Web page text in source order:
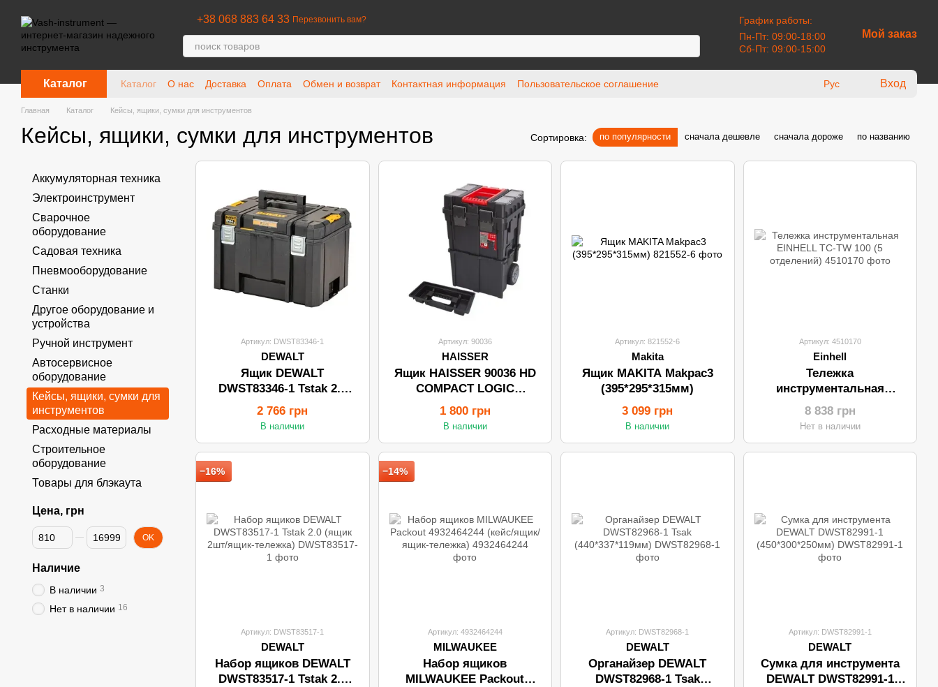
+38 068 883 64 33 Перезвонить вам?
График работы:
Пн-Пт: 09:00-18:00
Сб-Пт: 09:00-15:00
Мой заказ
Каталог Каталог О нас Доставка Оплата Обмен и возврат Контактная информация
Пользовательское соглашение
Рус Вход
Главная Каталог Кейсы, ящики, сумки для инструментов
Кейсы, ящики, сумки для инструментов Сортировка: по популярности сначала дешевле сначала дороже по названию
Артикул: DWST83346-1
DEWALT
Ящик DEWALT
DWST83346-1 Tstak 2.0
(440*330*300мм)
2 766 грн
В наличии
Артикул: 90036
HAISSER
Ящик HAISSER 90036 HD
COMPACT LOGIC
(450*350*645мм/колеса)
1 800 грн
В наличии
Артикул: 821552-6
Makita
Ящик MAKITA Makpac3
(395*295*315мм)
3 099 грн
В наличии
Артикул: 4510170
Einhell
Тележка
инструментальная
EINHELL TC-TW 100 (5
отделений)
8 838 грн
Нет в наличии
−16%
Артикул: DWST83517-1
DEWALT
Набор ящиков DEWALT
DWST83517-1 Tstak 2.0
−14%
Артикул: 4932464244
MILWAUKEE
Набор ящиков
MILWAUKEE Packout
Артикул: DWST82968-1
DEWALT
Органайзер DEWALT
DWST82968-1 Tsak
Артикул: DWST82991-1
DEWALT
Сумка для инструмента
DEWALT DWST82991-1
Аккумуляторная техника
Электроинструмент
Сварочное
оборудование
Садовая техника
Пневмооборудование
Станки
Другое оборудование и
устройства
Ручной инструмент
Автосервисное
оборудование
Кейсы, ящики, сумки для
инструментов
Расходные материалы
Строительное
оборудование
Товары для блэкаута
Цена, грн
От Цена, грн
До Цена, грн OK
Наличие
В наличии 3
Нет в наличии 16